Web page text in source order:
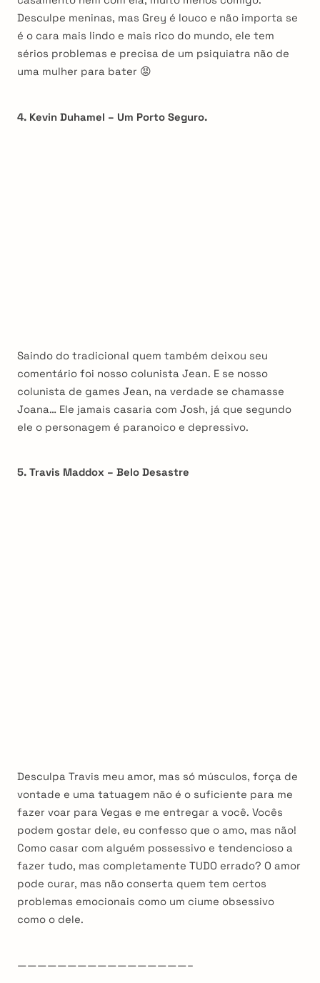
Desculpe meninas, mas Grey é louco e não importa se
é o cara mais lindo e mais rico do mundo, ele tem
sérios problemas e precisa de um psiquiatra não de
uma mulher para bater 😡
4. Kevin Duhamel – Um Porto Seguro.
Saindo do tradicional quem também deixou seu
comentário foi nosso colunista Jean. E se nosso
colunista de games Jean, na verdade se chamasse
Joana… Ele jamais casaria com Josh, já que segundo
ele o personagem é paranoico e depressivo.
5. Travis Maddox – Belo Desastre
Desculpa Travis meu amor, mas só músculos, força de
vontade e uma tatuagem não é o suficiente para me
fazer voar para Vegas e me entregar a você. Vocês
podem gostar dele, eu confesso que o amo, mas não!
Como casar com alguém possessivo e tendencioso a
fazer tudo, mas completamente TUDO errado? O amor
pode curar, mas não conserta quem tem certos
problemas emocionais como um ciume obsessivo
como o dele.
—————————————————–